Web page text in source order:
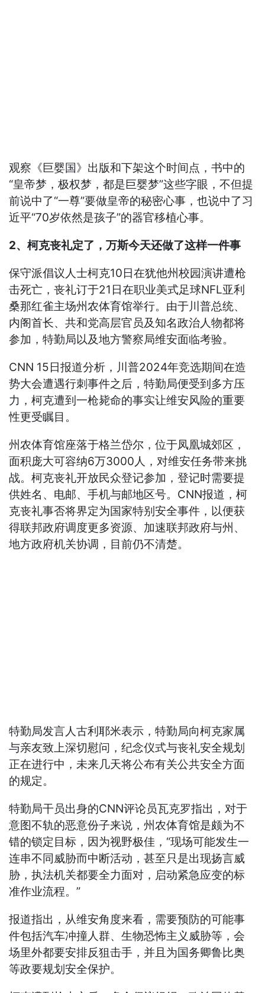
观察《巨婴国》出版和下架这个时间点，书中的
“皇帝梦，极权梦，都是巨婴梦”这些字眼，不但提
前说中了“一尊”要做皇帝的秘密心事，也说中了习
近平“70岁依然是孩子”的器官移植心事。
2、柯克丧礼定了，万斯今天还做了这样一件事
保守派倡议人士柯克10日在犹他州校园演讲遭枪
击死亡，丧礼订于21日在职业美式足球NFL亚利
桑那红雀主场州农体育馆举行。由于川普总统、
内阁首长、共和党高层官员及知名政治人物都将
参加，特勤局以及地方警察局维安面临考验。
CNN 15日报道分析，川普2024年竞选期间在造
势大会遭遇行刺事件之后，特勤局便受到多方压
力，柯克遭到一枪毙命的事实让维安风险的重要
性更受瞩目。
州农体育馆座落于格兰岱尔，位于凤凰城郊区，
面积庞大可容纳6万3000人，对维安任务带来挑
战。柯克丧礼开放民众登记参加，登记时需要提
供姓名、电邮、手机与邮地区号。CNN报道，柯
克丧礼事否将界定为国家特别安全事件，以便获
得联邦政府调度更多资源、加速联邦政府与州、
地方政府机关协调，目前仍不清楚。
特勤局发言人古利耶米表示，特勤局向柯克家属
与亲友致上深切慰问，纪念仪式与丧礼安全规划
正在进行中，未来几天将公布有关公共安全方面
的规定。
特勤局干员出身的CNN评论员瓦克罗指出，对于
意图不轨的恶意份子来说，州农体育馆是颇为不
错的锁定目标，因为视野极佳，“现场可能发生一
连串不同威胁而中断活动，甚至只是出现扬言威
胁，执法机关都要全力面对，启动紧急应变的标
准作业流程。”
报道指出，从维安角度来看，需要预防的可能事
件包括汽车冲撞人群、生物恐怖主义威胁等，会
场里外都要安排反狙击手，并且为国务卿鲁比奥
等政要规划安全保护。